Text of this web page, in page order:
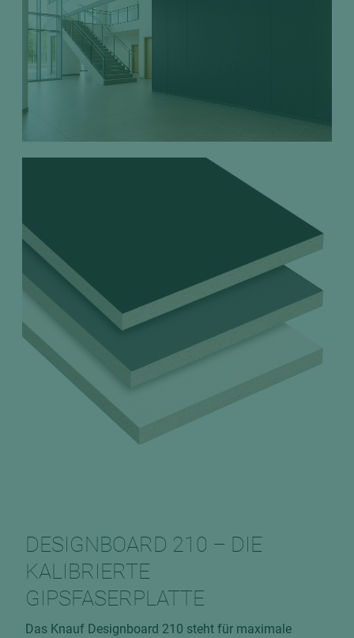
DESIGNBOARD 210 – DIE
KALIBRIERTE
GIPSFASERPLATTE
Das Knauf Designboard 210 steht für maximale